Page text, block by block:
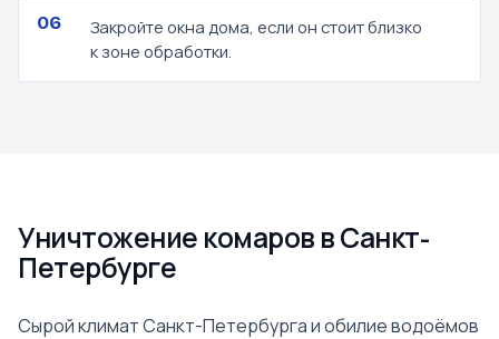
Закройте окна дома, если он стоит близко
к зоне обработки.
Уничтожение комаров в Санкт-
Петербурге
Сырой климат Санкт-Петербурга и обилие водоёмов